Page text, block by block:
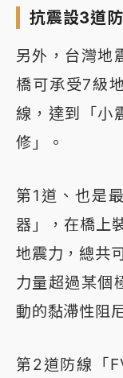
抗震設3道
另外，台灣地
橋可承受7級
線，達到「小
修」。
第1道、也是
器」，在橋上
地震力，總共
力量超過某個
動的黏滯性阻
第2道防線「